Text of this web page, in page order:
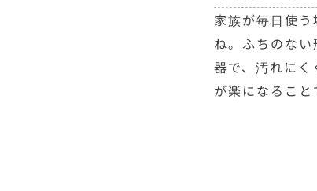
家族が毎日使
ね。ふちのな
器で、汚れに
が楽になること